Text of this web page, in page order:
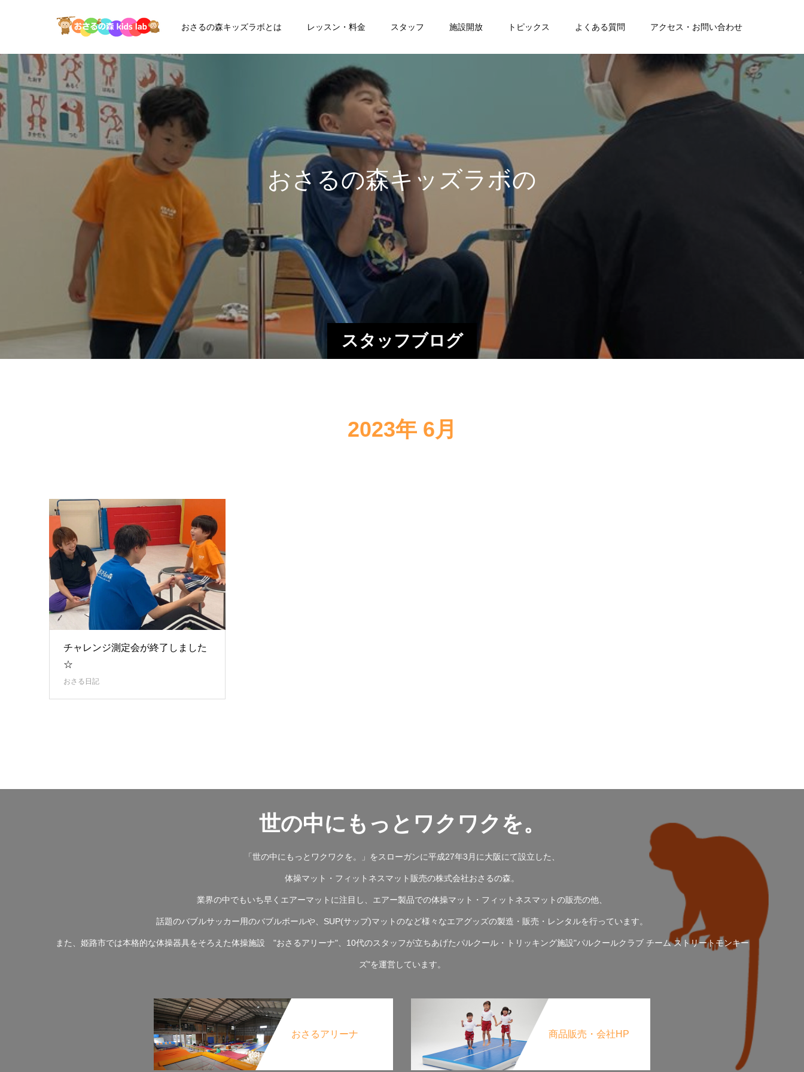
おさるの森キッズラボとは レッスン・料金 スタッフ 施設開放 トピックス よくある質問 アクセス・お問い合わせ
スタッフブログ
さ るの森キッズラボの活動を チェ
2023年 6月
チャレンジ測定会が終了しました
☆
おさる日記
世の中にもっとワクワクを。
「世の中にもっとワクワクを。」をスローガンに平成27年3月に大阪にて設立した、
体操マット・フィットネスマット販売の株式会社おさるの森。
業界の中でもいち早くエアーマットに注目し、エアー製品での体操マット・フィットネスマットの販売の他、
話題のバブルサッカー用のバブルボールや、SUP(サップ)マットのなど様々なエアグッズの製造・販売・レンタルを行っています。
また、姫路市では本格的な体操器具をそろえた体操施設 "おさるアリーナ"、10代のスタッフが立ちあげたパルクール・トリッキング施設"パルクールクラブ チーム ストリートモンキー
ズ"を運営しています。
おさるアリーナ 商品販売・会社HP